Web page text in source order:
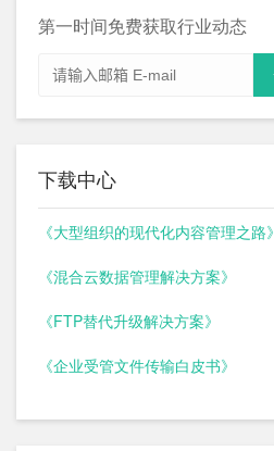
第一时间免费获取行业动态
下载中心
《大型组织的现代化内容管理之路》
《混合云数据管理解决方案》
《FTP替代升级解决方案》
《企业受管文件传输白皮书》